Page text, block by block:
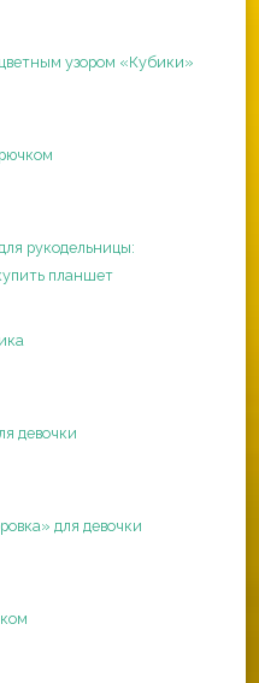
узором «Кубики»
рукодельницы:
планшет
девочки
для девочки